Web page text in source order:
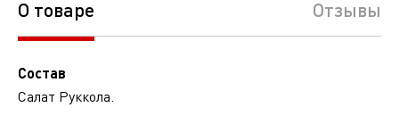
О товаре Отзывы
Состав
Салат Руккола.